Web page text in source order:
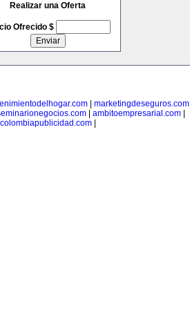
Realizar una Oferta
Ofrecido $
marketingdeseguros.com
ambitoempresarial.com
colombiapublicidad.com|